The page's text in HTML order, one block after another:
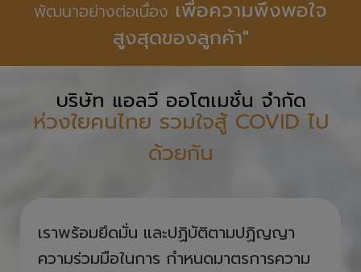
พัฒนาอย่างต่อเนื่อง เพื่อความพึงพอใจ
สูงสุดของลูกค้า"
บริษัท แอลวี ออโตเมชั่น จำกัด
ห่วงใยคนไทย รวมใจสู้ COVID ไป
ด้วยกัน
เราพร้อมยึดมั่น และปฏิบัติตามปฏิญญา
ความร่วมมือในการ กำหนดมาตรการความ